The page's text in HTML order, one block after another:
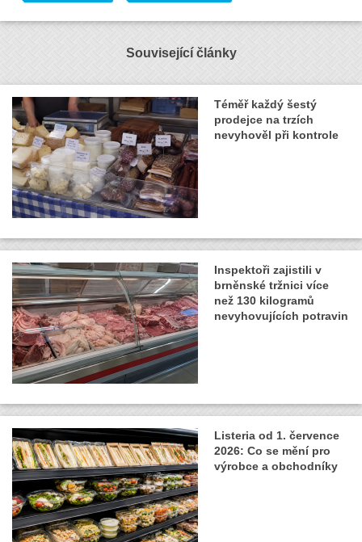
Související články
Téměř každý šestý
prodejce na trzích
nevyhověl při kontrole
Inspektoři zajistili v
brněnské tržnici více
než 130 kilogramů
nevyhovujících potravin
Listeria od 1. července
2026: Co se mění pro
výrobce a obchodníky